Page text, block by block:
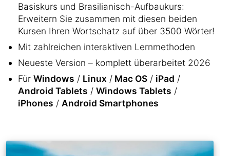
Basiskurs und Brasilianisch-Aufbaukurs:
Erweitern Sie zusammen mit diesen beiden
Kursen Ihren Wortschatz auf über 3500 Wörter!
Mit zahlreichen interaktiven Lernmethoden
Neueste Version – komplett überarbeitet 2026
Für Windows / Linux / Mac OS / iPad /
Android Tablets / Windows Tablets /
iPhones / Android Smartphones